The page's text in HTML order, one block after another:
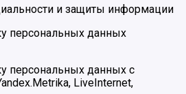
и защиты информации
персональных данных
персональных данных с
LiveInternet,